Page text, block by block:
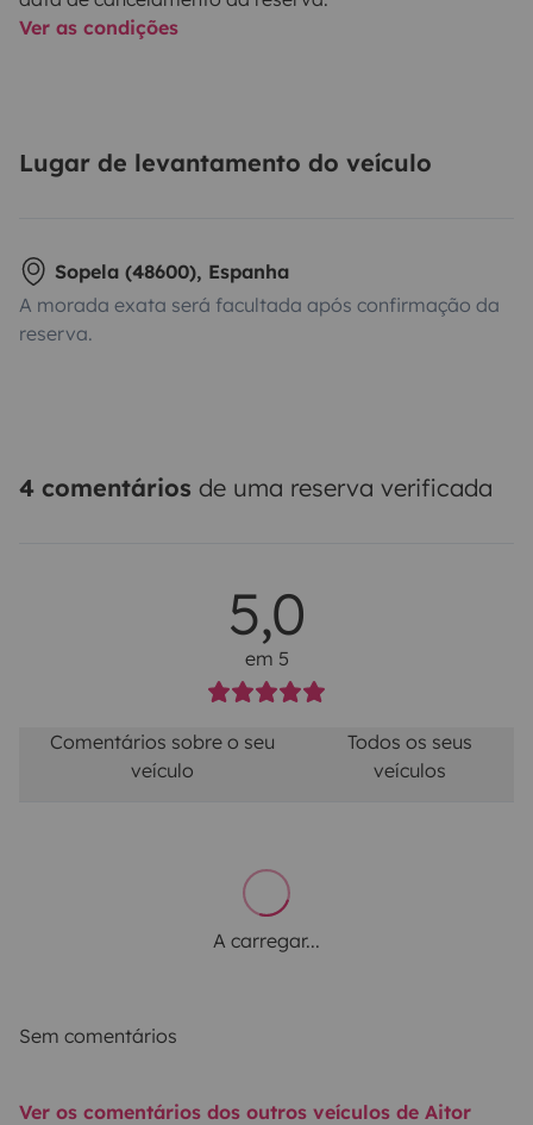
Ver as condições
Lugar de levantamento do veículo
Sopela (48600), Espanha
A morada exata será facultada após confirmação da
reserva.
4 comentários de uma reserva verificada
5,0
em 5
Comentários sobre o seu
veículo
Todos os seus
veículos
A carregar...
Sem comentários
Ver os comentários dos outros veículos de Aitor